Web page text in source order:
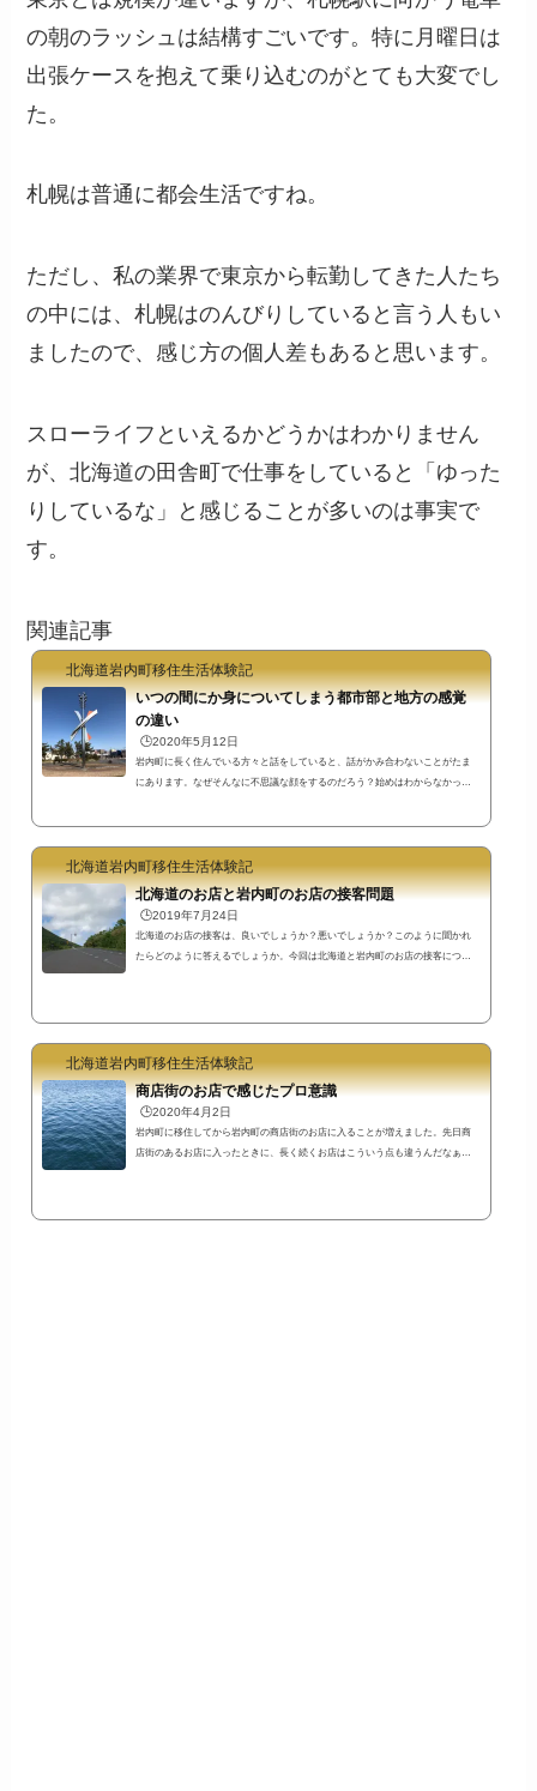
の朝のラッシュは結構すごいです。特に月曜日は
出張ケースを抱えて乗り込むのがとても大変でし
た。
札幌は普通に都会生活ですね。
ただし、私の業界で東京から転勤してきた人たち
の中には、札幌はのんびりしていると言う人もい
ましたので、感じ方の個人差もあると思います。
スローライフといえるかどうかはわかりません
が、北海道の田舎町で仕事をしていると「ゆった
りしているな」と感じることが多いのは事実で
す。
関連記事
北海道岩内町移住生活体験記
いつの間にか身についてしまう都市部と地方の感覚
の違い
🕒️2020年5月12日
岩内町に長く住んでいる方々と話をしていると、話がかみ合わないことがたま
にあります。なぜそんなに不思議な顔をするのだろう？始めはわからなかった
い」、という意見を聞くことがあります。これを元々岩内町に住んでいる人に
尋ねると、「好きにやればいいんじゃないの？」と言われてしまうのです^^;そ
うなんです...
北海道岩内町移住生活体験記
北海道のお店と岩内町のお店の接客問題
🕒️2019年7月24日
北海道のお店の接客は、良いでしょうか？悪いでしょうか？このように聞かれ
たらどのように答えるでしょうか。今回は北海道と岩内町のお店の接客につい
人に尋ねたら「悪い」と答える人が多いかもしれないと想像します。ある程度
北海道...
北海道岩内町移住生活体験記
商店街のお店で感じたプロ意識
🕒️2020年4月2日
岩内町に移住してから岩内町の商店街のお店に入ることが増えました。先日商
店街のあるお店に入ったときに、長く続くお店はこういう点も違うんだなぁと